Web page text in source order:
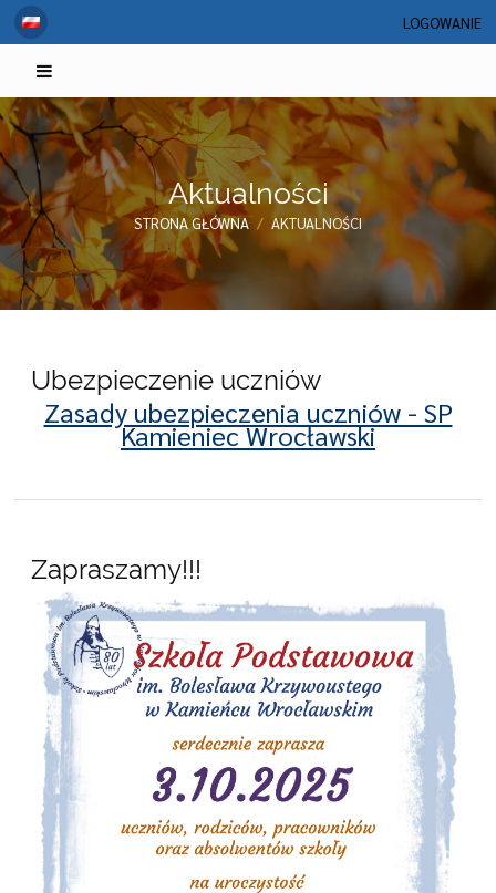
LOGOWANIE
Aktualności
STRONA GŁÓWNA / AKTUALNOŚCI
Ubezpieczenie uczniów
Zasady ubezpieczenia uczniów - SP
Kamieniec Wrocławski
Zapraszamy!!!